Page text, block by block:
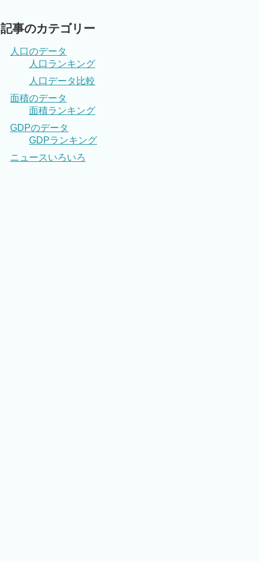
記事のカテゴリー
人口のデータ
人口ランキング
人口データ比較
面積のデータ
面積ランキング
GDPのデータ
GDPランキング
ニュースいろいろ